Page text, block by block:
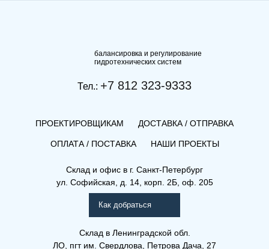
балансировка и регулирование
гидротехнических систем
Тел.: +7 812 323-9333
ПРОЕКТИРОВЩИКАМ ДОСТАВКА / ОТПРАВКА
ОПЛАТА / ПОСТАВКА НАШИ ПРОЕКТЫ
Склад и офис в г. Санкт-Петербург
ул. Софийская, д. 14, корп. 2Б, оф. 205
Как добраться
Склад в Ленинградской обл.
ЛО, пгт им. Свердлова, Петрова Дача, 27